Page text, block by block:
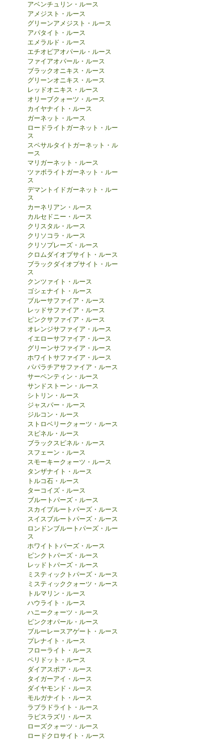
アベンチュリン・ルース
アメジスト・ルース
グリーンアメジスト・ルース
アパタイト・ルース
エメラルド・ルース
エチオピアオパール・ルース
ファイアオパール・ルース
ブラックオニキス・ルース
グリーンオニキス・ルース
レッドオニキス・ルース
オリーブクォーツ・ルース
カイヤナイト・ルース
ガーネット・ルース
ロードライトガーネット・ルー
ス
スペサルタイトガーネット・ル
ース
マリガーネット・ルース
ツァボライトガーネット・ルー
ス
デマントイドガーネット・ルー
ス
カーネリアン・ルース
カルセドニー・ルース
クリスタル・ルース
クリソコラ・ルース
クリソプレーズ・ルース
クロムダイオプサイト・ルース
ブラックダイオプサイト・ルー
ス
クンツァイト・ルース
ゴシェナイト・ルース
ブルーサファイア・ルース
レッドサファイア・ルース
ピンクサファイア・ルース
オレンジサファイア・ルース
イエローサファイア・ルース
グリーンサファイア・ルース
ホワイトサファイア・ルース
パパラチアサファイア・ルース
サーペンティン・ルース
サンドストーン・ルース
シトリン・ルース
ジャスパー・ルース
ジルコン・ルース
ストロベリークォーツ・ルース
スピネル・ルース
ブラックスピネル・ルース
スフェーン・ルース
スモーキークォーツ・ルース
タンザナイト・ルース
トルコ石・ルース
ターコイズ・ルース
ブルートパーズ・ルース
スカイブルートパーズ・ルース
スイスブルートパーズ・ルース
ロンドンブルートパーズ・ルー
ス
ホワイトトパーズ・ルース
ピンクトパーズ・ルース
レッドトパーズ・ルース
ミスティックトパーズ・ルース
ミスティッククォーツ・ルース
トルマリン・ルース
ハウライト・ルース
ハニークォーツ・ルース
ピンクオパール・ルース
ブルーレースアゲート・ルース
プレナイト・ルース
フローライト・ルース
ペリドット・ルース
ダイアスポア・ルース
タイガーアイ・ルース
ダイヤモンド・ルース
モルガナイト・ルース
ラブラドライト・ルース
ラピスラズリ・ルース
ローズクォーツ・ルース
ロードクロサイト・ルース